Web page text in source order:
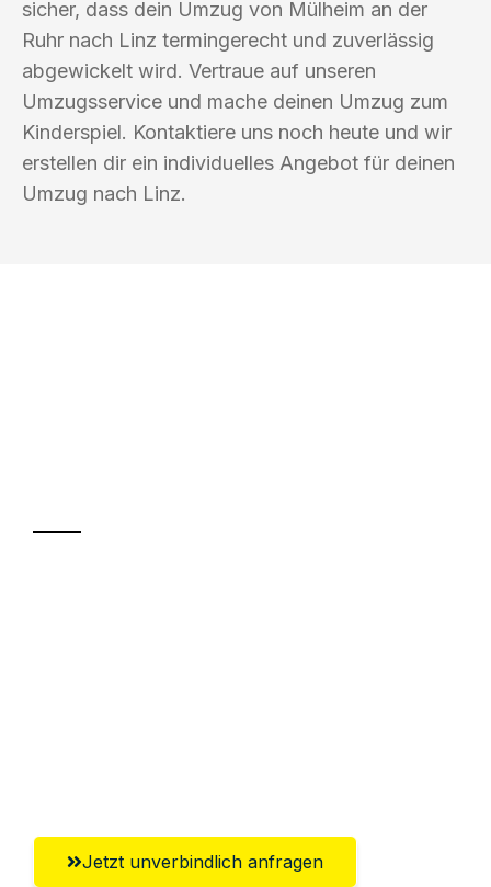
sicher, dass dein Umzug von Mülheim an der
Ruhr nach Linz termingerecht und zuverlässig
abgewickelt wird. Vertraue auf unseren
Umzugsservice und mache deinen Umzug zum
Kinderspiel. Kontaktiere uns noch heute und wir
erstellen dir ein individuelles Angebot für deinen
Umzug nach Linz.
Jetzt unverbindlich anfragen